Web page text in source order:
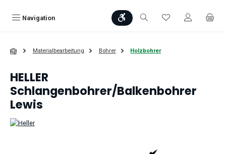
Navigation Werkzeugleiste anzeigen
Du hast 0
Materialbearbeitung Bohrer Holzbohrer
HELLER
Schlangenbohrer/Balkenbohrer
Lewis